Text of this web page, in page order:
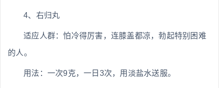
4、右归丸
适应人群：怕冷得厉害，连膝盖都凉，勃起特别困难
的人。
用法：一次9克，一日3次，用淡盐水送服。